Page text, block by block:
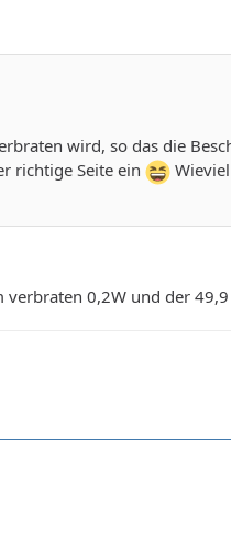
wird, so das die
richtige Seite ein
0,2W und der